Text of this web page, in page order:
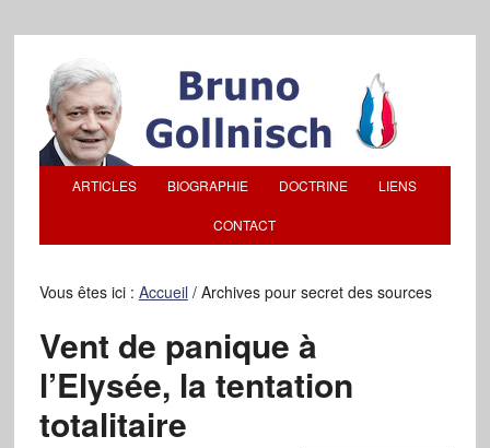
ARTICLES BIOGRAPHIE DOCTRINE LIENS
CONTACT
Vous êtes ici : Accueil /Archives pour secret des sources
Vent de panique à
l’Elysée, la tentation
totalitaire